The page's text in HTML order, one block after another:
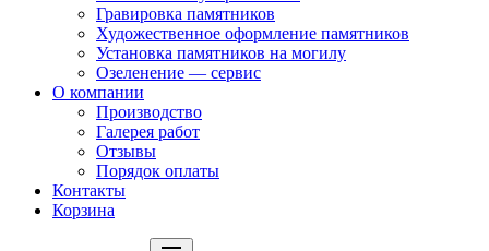
Гравировка памятников
Художественное оформление памятников
Установка памятников на могилу
Озеленение — сервис
О компании
Производство
Галерея работ
Отзывы
Порядок оплаты
Контакты
Корзина